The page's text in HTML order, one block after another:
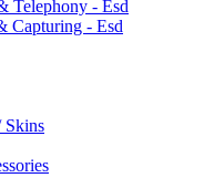
Telephony - Esd
Capturing - Esd
Skins